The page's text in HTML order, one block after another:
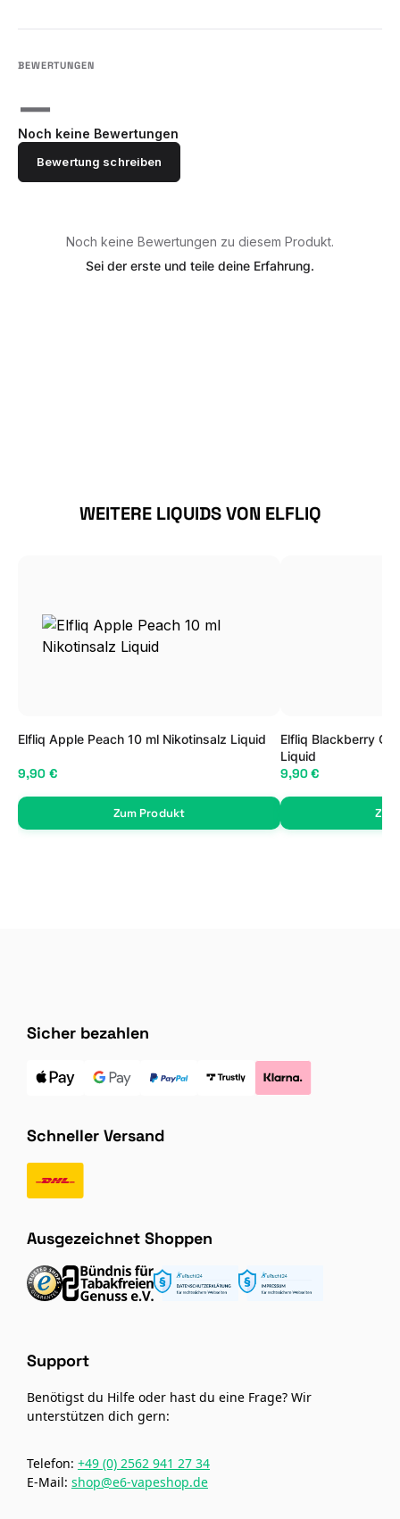
—
Noch keine Bewertungen
Bewertung schreiben
Noch keine Bewertungen zu diesem Produkt.
Sei der erste und teile deine Erfahrung.
Produktgalerie überspringen
WEITERE LIQUIDS VON ELFLIQ
Elfliq Apple Peach 10 ml Nikotinsalz Liquid
9,90 €
Zum Produkt
Elfliq Blackberry
Liquid
9,90 €
Sicher bezahlen
Schneller Versand
Ausgezeichnet Shoppen
Support
Benötigst du Hilfe oder hast du eine Frage? Wir
unterstützen dich gern:
Telefon: +49 (0) 2562 941 27 34
E-Mail: shop@e6-vapeshop.de